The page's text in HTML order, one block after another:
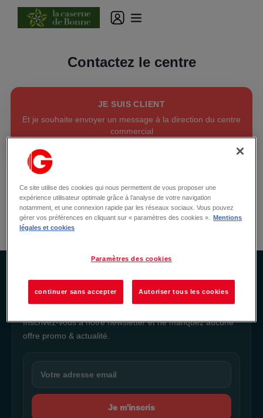
Contactez le centre
JE SUIS CLIENT
Et je souhaite envoyer un message à la direction du centre
commercial
emplacement temporaire dans le centre commercial
Ne manquez rien de notre actualité
Inscrivez-vous à notre newsletter et ne manquez aucune
offre promo & actualité.
Je m'inscris
Ce site utilise des cookies qui nous permettent de vous proposer une
expérience utilisateur optimale grâce à l’analyse de votre navigation
notamment, et une connexion rapide par les réseaux sociaux. Vous pouvez
gérer vos préférences en cliquant sur « paramètres des cookies ».
Mentions
légales et cookies
Paramètres des cookies
continuer sans accepter Autoriser tous les cookies